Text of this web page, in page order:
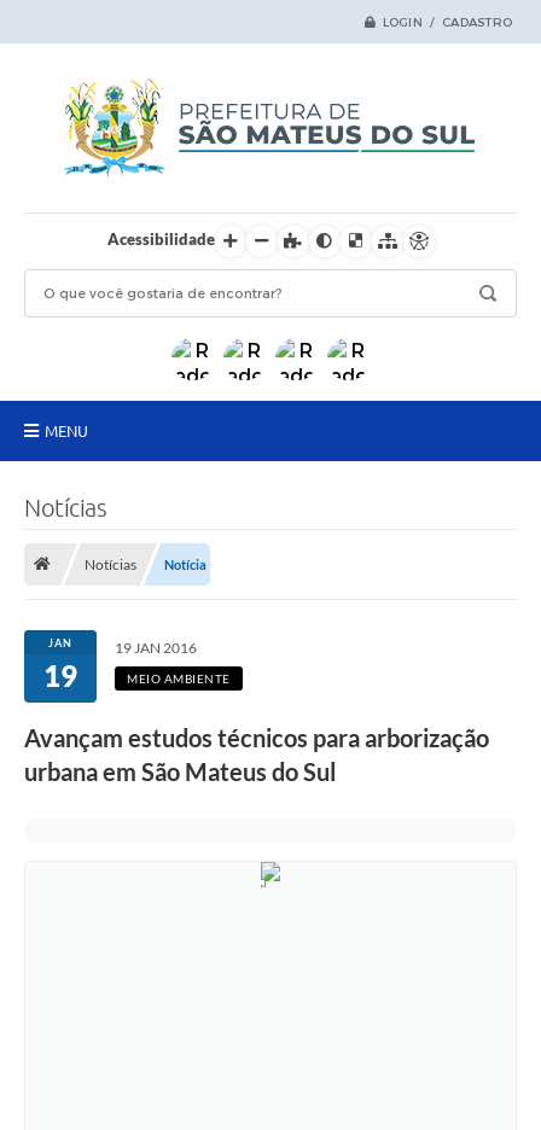
LOGIN / CADASTRO
Acessibilidade
MENU
Transparência
Secretarias
Ouvidoria
Notícias
Notícias Notícia
JAN
19
19 JAN 2016
MEIO AMBIENTE
Avançam estudos técnicos para arborização
urbana em São Mateus do Sul